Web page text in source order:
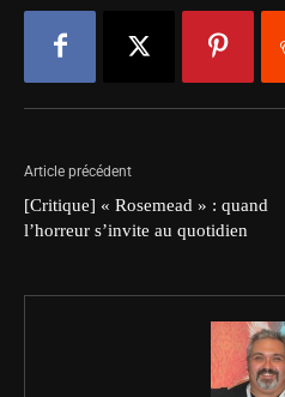
Article précédent
[Critique] « Rosemead » : quand
l’horreur s’invite au quotidien